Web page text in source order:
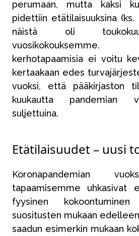
perumaan, mutta kaksi
pidettiin etätilaisuuksina (ks.
näistä oli
kerhotapaamisia ei voitu
kertaakaan edes
vuoksi, että pääkirjaston
kuukautta pandemian
suljettuina.
Etätilaisuudet – uusi
Koronapandemian
tapaamisemme uhkasivat
fyysinen
suositusten mukaan
saadun esimerkin mukaan